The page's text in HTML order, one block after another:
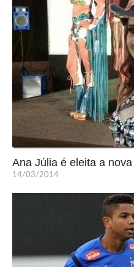
Ana Júlia é eleita a
14/03/2014